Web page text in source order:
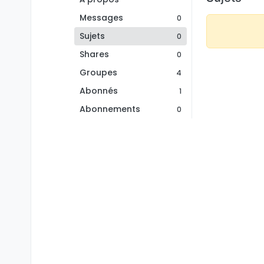
Messages
0
Sujets 0
Shares 0
Groupes 4
Abonnés 1
Abonnements 0